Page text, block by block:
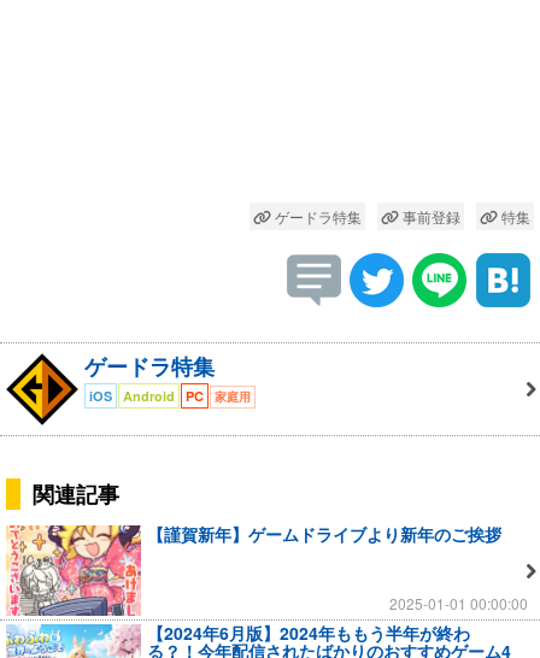
ゲードラ特集 事前登録 特集
ゲードラ特集
iOS Android PC 家庭用
関連記事
【謹賀新年】ゲームドライブより新年のご挨拶
2025-01-01 00:00:00
【2024年6月版】2024年ももう半年が終わ
る？！今年配信されたばかりのおすすめゲーム4